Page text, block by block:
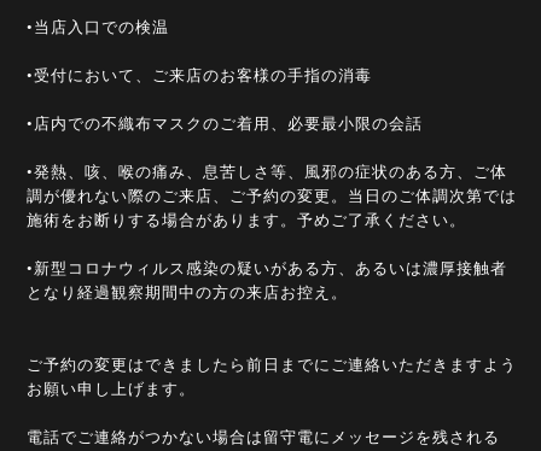
•当店入口での検温
•受付において、ご来店のお客様の手指の消毒
•店内での不織布マスクのご着用、必要最小限の会話
•発熱、咳、喉の痛み、息苦しさ等、風邪の症状のある方、ご体
調が優れない際のご来店、ご予約の変更。当日のご体調次第では
施術をお断りする場合があります。予めご了承ください。
•新型コロナウィルス感染の疑いがある方、あるいは濃厚接触者
となり経過観察期間中の方の来店お控え。
ご予約の変更はできましたら前日までにご連絡いただきますよう
お願い申し上げます。
電話でご連絡がつかない場合は留守電にメッセージを残される